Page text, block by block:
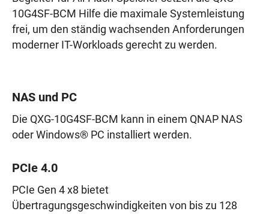
10G4SF-BCM Hilfe die maximale Systemleistung
frei, um den ständig wachsenden Anforderungen
moderner IT-Workloads gerecht zu werden.
NAS und PC
Die QXG-10G4SF-BCM kann in einem QNAP NAS
oder Windows® PC installiert werden.
PCIe 4.0
PCIe Gen 4 x8 bietet
Übertragungsgeschwindigkeiten von bis zu 128